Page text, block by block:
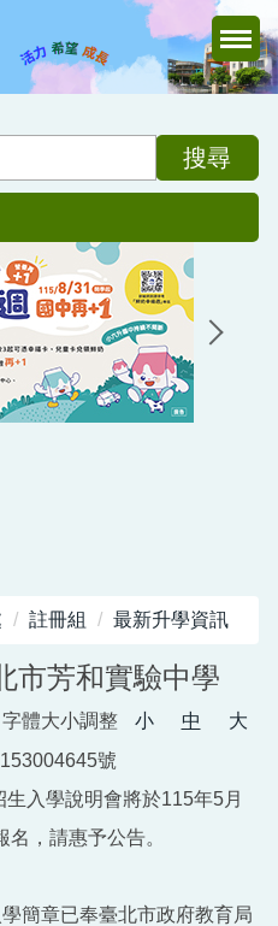
搜尋
註冊組 最新升學資訊
市芳和實驗中學
字體大小調整 小 中
大
號
入學說明會將於115年5月
，請惠予公告。
簡章已奉臺北市政府教育局